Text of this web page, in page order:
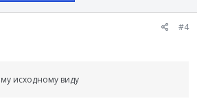
#4
исходному виду